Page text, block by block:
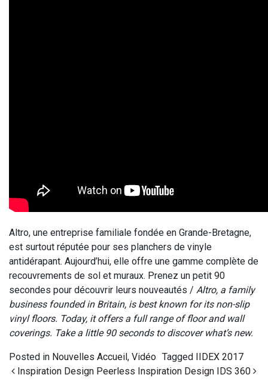
Altro, une entreprise familiale fondée en Grande-Bretagne,
est surtout réputée pour ses planchers de vinyle
antidérapant. Aujourd’hui, elle offre une gamme complète de
recouvrements de sol et muraux. Prenez un petit 90
secondes pour découvrir leurs nouveautés / Altro, a family
business founded in Britain, is best known for its non-slip
vinyl floors. Today, it offers a full range of floor and wall
coverings. Take a little 90 seconds to discover what’s new.
Posted in Nouvelles Accueil , Vidéo Tagged IIDEX 2017
Post navigation
Inspiration Design Peerless Inspiration Design IDS 360